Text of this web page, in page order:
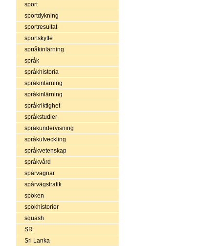
sport
sportdykning
sportresultat
sportskytte
sprïåkinlärning
språk
språkhistoria
språkinlärning
språkinlärning
språkriktighet
språkstudier
språkundervisning
språkutveckling
språkvetenskap
språkvård
spårvagnar
spårvägstrafik
spöken
spökhistorier
squash
SR
Sri Lanka